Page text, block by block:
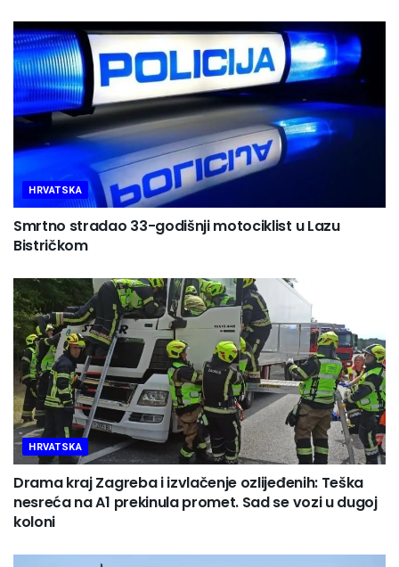
HRVATSKA
Smrtno stradao 33-godišnji motociklist u Lazu
Bistričkom
HRVATSKA
Drama kraj Zagreba i izvlačenje ozlijeđenih: Teška
nesreća na A1 prekinula promet. Sad se vozi u dugoj
koloni